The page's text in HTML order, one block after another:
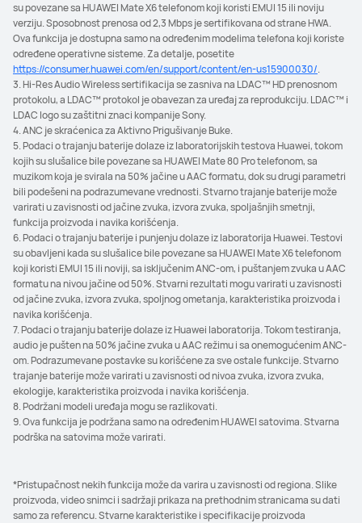
su povezane sa HUAWEI Mate X6 telefonom koji koristi EMUI 15 ili noviju
verziju. Sposobnost prenosa od 2,3 Mbps je sertifikovana od strane HWA.
Ova funkcija je dostupna samo na određenim modelima telefona koji koriste
određene operativne sisteme. Za detalje, posetite
https://consumer.huawei.com/en/support/content/en-us15900030/.
3. Hi-Res Audio Wireless sertifikacija se zasniva na LDAC™ HD prenosnom
protokolu, a LDAC™ protokol je obavezan za uređaj za reprodukciju. LDAC™ i
LDAC logo su zaštitni znaci kompanije Sony.
4. ANC je skraćenica za Aktivno Prigušivanje Buke.
5. Podaci o trajanju baterije dolaze iz laboratorijskih testova Huawei, tokom
kojih su slušalice bile povezane sa HUAWEI Mate 80 Pro telefonom, sa
muzikom koja je svirala na 50% jačine u AAC formatu, dok su drugi parametri
bili podešeni na podrazumevane vrednosti. Stvarno trajanje baterije može
varirati u zavisnosti od jačine zvuka, izvora zvuka, spoljašnjih smetnji,
funkcija proizvoda i navika korišćenja.
6. Podaci o trajanju baterije i punjenju dolaze iz laboratorija Huawei. Testovi
su obavljeni kada su slušalice bile povezane sa HUAWEI Mate X6 telefonom
koji koristi EMUI 15 ili noviji, sa isključenim ANC-om, i puštanjem zvuka u AAC
formatu na nivou jačine od 50%. Stvarni rezultati mogu varirati u zavisnosti
od jačine zvuka, izvora zvuka, spoljnog ometanja, karakteristika proizvoda i
navika korišćenja.
7. Podaci o trajanju baterije dolaze iz Huawei laboratorija. Tokom testiranja,
audio je pušten na 50% jačine zvuka u AAC režimu i sa onemogućenim ANC-
om. Podrazumevane postavke su korišćene za sve ostale funkcije. Stvarno
trajanje baterije može varirati u zavisnosti od nivoa zvuka, izvora zvuka,
ekologije, karakteristika proizvoda i navika korišćenja.
8. Podržani modeli uređaja mogu se razlikovati.
9. Ova funkcija je podržana samo na određenim HUAWEI satovima. Stvarna
podrška na satovima može varirati.
*Pristupačnost nekih funkcija može da varira u zavisnosti od regiona. Slike
proizvoda, video snimci i sadržaji prikaza na prethodnim stranicama su dati
samo za referencu. Stvarne karakteristike i specifikacije proizvoda